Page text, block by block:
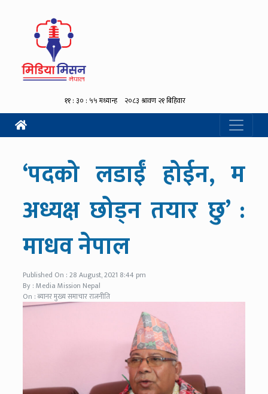
‘पदको लडाईं होईन, म
अध्यक्ष छोड्न तयार छु’ :
माधव नेपाल
Published On : 28 August, 2021 8:44 pm
By : Media Mission Nepal
On : ब्यानर मुख्य समाचार राजनीति